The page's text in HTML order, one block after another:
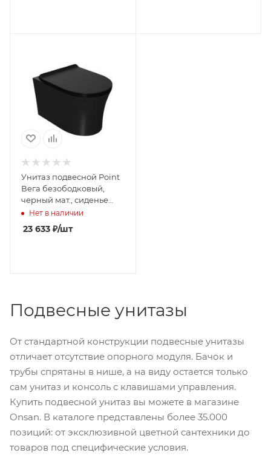
Унитаз подвесной Point
Вега безободковый,
черный мат., сиденье
дюропласт микролифт
быстросъем., PN41711BM
Нет в наличии
23 633 ₽/шт
Подвесные унитазы
От стандартной конструкции подвесные унитазы
отличает отсутствие опорного модуля. Бачок и
трубы спрятаны в нише, а на виду остается только
сам унитаз и консоль с клавишами управления.
Купить подвесной унитаз вы можете в магазине
Onsan. В каталоге представлены более 35.000
позиций: от эксклюзивной цветной сантехники до
товаров под специфические условия.